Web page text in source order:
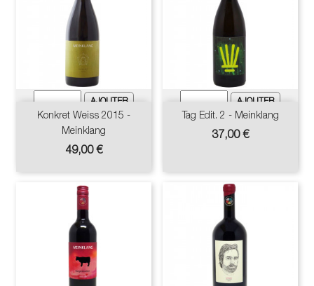
Konkret Weiss 2015 -
Meinklang
Prix
49,00 €
Tag Edit. 2 - Meinklang
Prix
37,00 €